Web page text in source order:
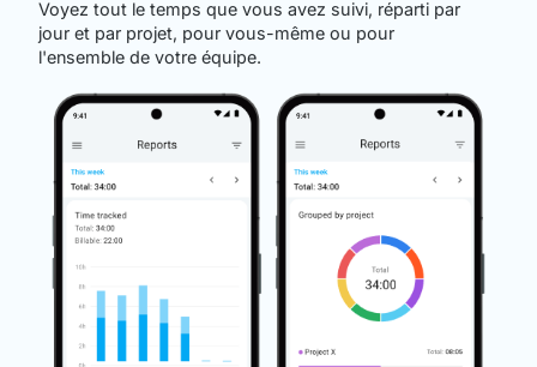
Voyez tout le temps que vous avez suivi, réparti par
jour et par projet, pour vous-même ou pour
l'ensemble de votre équipe.